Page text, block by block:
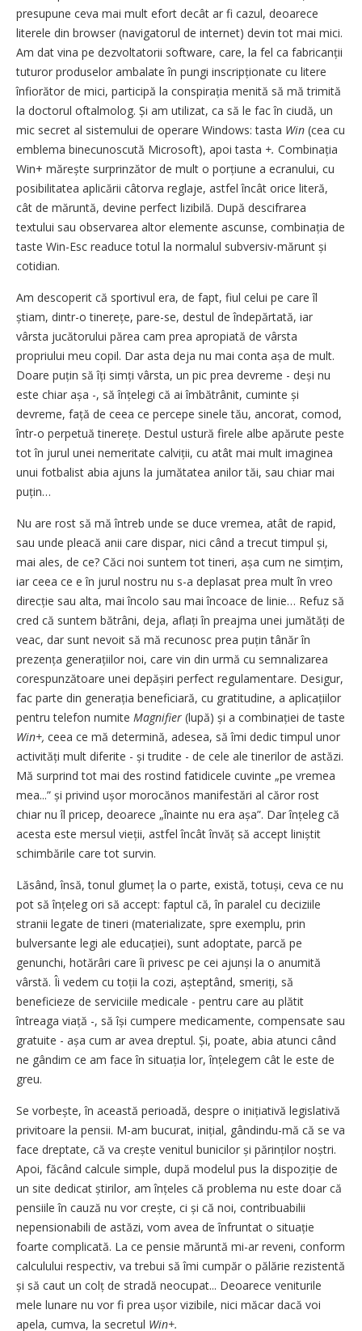
presupune ceva mai mult efort decât ar fi cazul, deoarece
literele din browser (navigatorul de internet) devin tot mai mici.
Am dat vina pe dezvoltatorii software, care, la fel ca fabricanții
tuturor produselor ambalate în pungi inscrip­ționate cu litere
înfiorător de mici, participă la conspirația menită să mă trimită
la doctorul oftalmolog. Și am utilizat, ca să le fac în ciudă, un
mic secret al sistemului de operare Windows: tasta Win (cea cu
emblema binecunoscută Microsoft), apoi tasta +. Combinația
Win+ mărește surprinzător de mult o porțiune a ecranului, cu
posibilitatea aplicării câtorva reglaje, astfel încât orice literă,
cât de măruntă, devine perfect lizibilă. După descifrarea
textului sau observarea altor elemente ascunse, combinația de
taste Win-Esc readuce totul la normalul subversiv-mărunt și
cotidian.
Am descoperit că sportivul era, de fapt, fiul celui pe care îl
știam, dintr-o tinerețe, pare-se, destul de îndepărtată, iar
vârsta jucătorului părea cam prea apropiată de vârsta
propriului meu copil. Dar asta deja nu mai conta așa de mult.
Doare puțin să îți simți vârsta, un pic prea devreme - deși nu
este chiar așa -, să înțelegi că ai îmbătrânit, cuminte și
devreme, față de ceea ce percepe sinele tău, ancorat, comod,
într-o perpetuă tinerețe. Destul ustură firele albe apărute peste
tot în jurul unei nemeritate calviții, cu atât mai mult imaginea
unui fotbalist abia ajuns la jumătatea anilor tăi, sau chiar mai
puțin…
Nu are rost să mă întreb unde se duce vremea, atât de rapid,
sau unde pleacă anii care dispar, nici când a trecut timpul și,
mai ales, de ce? Căci noi suntem tot tineri, așa cum ne simțim,
iar ceea ce e în jurul nostru nu s-a deplasat prea mult în vreo
direcție sau alta, mai încolo sau mai încoace de linie… Refuz să
cred că suntem bătrâni, deja, aflați în preajma unei jumătăți de
veac, dar sunt nevoit să mă recunosc prea puțin tânăr în
prezența generațiilor noi, care vin din urmă cu semnalizarea
corespunzătoare unei depășiri perfect regulamentare. Desigur,
fac parte din generația beneficiară, cu gratitudine, a aplicațiilor
pentru telefon numite Magnifier (lupă) și a combinației de taste
Win+, ceea ce mă determină, adesea, să îmi dedic timpul unor
activități mult diferite - și trudite - de cele ale tinerilor de astăzi.
Mă surprind tot mai des rostind fatidicele cuvinte „pe vremea
mea...” și privind ușor morocănos manifestări al căror rost
chiar nu îl pricep, deoarece „înainte nu era așa”. Dar înțeleg că
acesta este mersul vieții, astfel încât învăț să accept liniștit
schimbările care tot survin.
Lăsând, însă, tonul glumeț la o parte, există, totuși, ceva ce nu
pot să înțeleg ori să accept: faptul că, în paralel cu deciziile
stranii legate de tineri (materializate, spre exemplu, prin
bulversante legi ale educației), sunt adoptate, parcă pe
genunchi, hotărâri care îi privesc pe cei ajunși la o anumită
vârstă. Îi vedem cu toții la cozi, așteptând, smeriți, să
beneficieze de serviciile medicale - pentru care au plătit
întreaga viață -, să își cumpere medicamente, compensate sau
gratuite - așa cum ar avea dreptul. Și, poate, abia atunci când
ne gândim ce am face în situația lor, înțelegem cât le este de
greu.
Se vorbește, în această perioadă, despre o inițiativă legislativă
privitoare la pensii. M-am bucurat, inițial, gândindu-mă că se va
face dreptate, că va crește venitul bunicilor și părinților noștri.
Apoi, făcând calcule simple, după modelul pus la dispoziție de
un site dedicat știrilor, am înțeles că problema nu este doar că
pensiile în cauză nu vor crește, ci și că noi, contribuabilii
nepensionabili de astăzi, vom avea de înfruntat o situație
foarte complicată. La ce pensie măruntă mi-ar reveni, conform
calculului respectiv, va trebui să îmi cumpăr o pălărie rezistentă
și să caut un colț de stradă neocupat... Deoarece veniturile
mele lunare nu vor fi prea ușor vizibile, nici măcar dacă voi
apela, cumva, la secretul Win+.